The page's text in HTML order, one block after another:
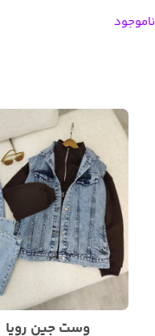
ناموجود
وست جین رویا